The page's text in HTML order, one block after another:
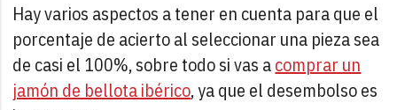
Hay varios aspectos a tener en cuenta para que el
porcentaje de acierto al seleccionar una pieza sea
de casi el 100%, sobre todo si vas acomprar un
jamón de bellota ibérico, ya que el desembolso es